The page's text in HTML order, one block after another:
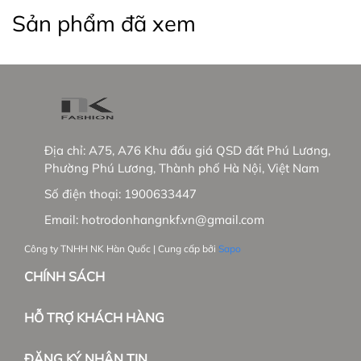
+ Phát triển thêm dòng hàng cao cấp tại trường
#thoitrangnu #NKFashion #somicongso #aosomi
#somicoctay #sominutrang #sominungantay
#sominucongso #aosomivaihanquoc
#aosomicaocap #aomoi #aosomink #sominugiare
#sominuhanquoc #somitayngan #somiunisex
#somicoctaynu #somidep #sominudep
#somitayngan #somitrang #somiformrong
Sản phẩm đã xem
Địa chỉ: A75, A76 Khu đấu giá QSD đất Phú Lương,
Phường Phú Lương, Thành phố Hà Nội, Việt Nam
Số điện thoại: 1900633447
Email: hotrodonhangnkf.vn@gmail.com
Công ty TNHH NK Hàn Quốc | Cung cấp bởi Sapo
CHÍNH SÁCH
HỖ TRỢ KHÁCH HÀNG